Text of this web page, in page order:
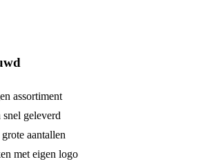
assortiment
geleverd
aantallen
met eigen logo